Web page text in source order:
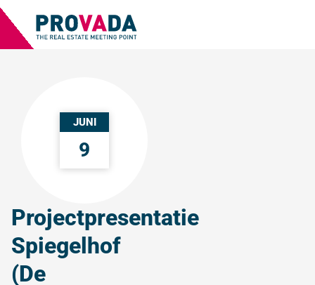
JUNI
9
Projectpresentatie
Spiegelhof
(De